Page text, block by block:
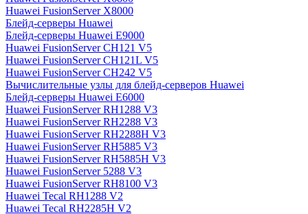
Huawei FusionServer X8000
Блейд-серверы Huawei
Блейд-серверы Huawei E9000
Huawei FusionServer CH121 V5
Huawei FusionServer CH121L V5
Huawei FusionServer CH242 V5
Вычислительные узлы для блейд-серверов Huawei
Блейд-серверы Huawei E6000
Huawei FusionServer RH1288 V3
Huawei FusionServer RH2288 V3
Huawei FusionServer RH2288H V3
Huawei FusionServer RH5885 V3
Huawei FusionServer RH5885H V3
Huawei FusionServer 5288 V3
Huawei FusionServer RH8100 V3
Huawei Tecal RH1288 V2
Huawei Tecal RH2285H V2